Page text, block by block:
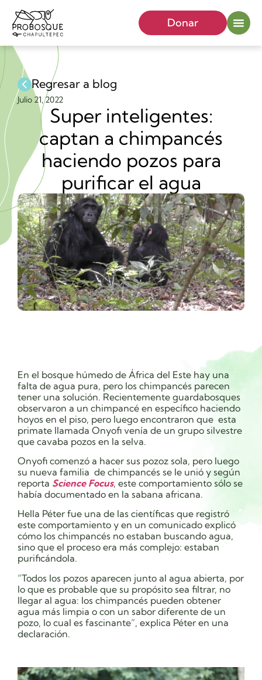
Donar
Regresar a blog
Julio 21, 2022
Super inteligentes:
captan a chimpancés
haciendo pozos para
purificar el agua
En el bosque húmedo de África del Este hay una
falta de agua pura, pero los chimpancés parecen
tener una solución. Recientemente guardabosques
observaron a un chimpancé en específico haciendo
hoyos en el piso, pero luego encontraron que esta
primate llamada Onyofi venía de un grupo silvestre
que cavaba pozos en la selva.
Onyofi comenzó a hacer sus pozoz sola, pero luego
su nueva familia de chimpancés se le unió y según
reporta Science Focus, este comportamiento sólo se
había documentado en la sabana africana.
Hella Péter fue una de las científicas que registró
este comportamiento y en un comunicado explicó
cómo los chimpancés no estaban buscando agua,
sino que el proceso era más complejo: estaban
purificándola.
“Todos los pozos aparecen junto al agua abierta, por
lo que es probable que su propósito sea filtrar, no
llegar al agua: los chimpancés pueden obtener
agua más limpia o con un sabor diferente de un
pozo, lo cual es fascinante”, explica Péter en una
declaración.